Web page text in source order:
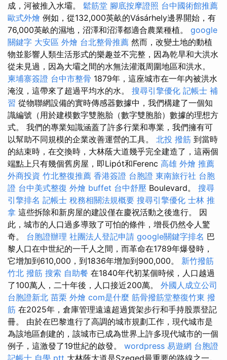
成，河被推入水壩。 鬆筋堂 腳底按摩證照 台中國術館推薦
歐式外燴 例如，從132,000英畝的Vásárhely邊界開始，有
76,000英畝的濕地，沼澤和沼澤都適合農業種植。 google
關鍵字 大安區 外燴 台北整骨推薦 然而，改變土地的動植
物並影響人類生活形式的樂趣並不完整，因為乾旱和大洪水
從未見過，因為大壩之間的水無法灌溉周圍地區和洪水。
柬埔寨簽證 台中市整骨 1879年，這座城市在一年內被洪水
淹沒，這帶來了超過平均水的水。 搜尋引擎優化 記帳士 補
習 從物聯網設備的實時傳感器數據中，我們構建了一個知
識編號（用於建模數字雙胞胎（數字雙胞胎）數據的理想方
式。 我們的專業知識涵蓋了許多行業和專業，我們擁有可
以幫助不同規模的企業改善運營的工具。 北投 撥筋 到當時
的結束時，在交換時，大林蔭大道幾乎完全建造了，這兩個
端點上只有幾個舊房屋，即Lipót和Ferenc 高雄 外燴 推薦
外商投資 竹北整復推薦 香港簽證 台胞證 東南旅行社 台胞
證 台中美式整復 外燴 buffet 台中舒壓 Boulevard。 搜尋
引擎排名 記帳士 稅務相關法規概要 搜尋引擎優化 士林 推
拿 這些拆除和新房屋的建設僅在慶祝活動之後進行。 因
此，城市的人口過多導致了可怕的條件，增長仍然令人驚
奇。 台胞證辦理 社團法人登記申請 google關鍵字排名 巴
黎人口在中世紀的一千人之間，而革命在1789年爆發時，
它增加到610,000，到1836年增加到900,000。 新竹撥筋
竹北 撥筋 搜索 自助餐 在1840年代初某個時候，人口越過
了100萬人，二十年後，人口接近200萬。 外國人成立公司
台胞證新北 苗栗 外燴 com是什麼 筋骨撥筋堂整復竹東 撥
筋 在2025年，倉庫管理遠遠超過貨架步行和手持股票登記
冊。 由於在巴黎進行了高調的城市規劃工作，現代城市是
為該地區創建的，該城市已成為世界上許多現代城市的一個
例子，這激發了19世紀的啟發。 wordpress 易遊網 台胞證
記帳士 自學 ptt 大林蔭大道是Szeged最重要的路線之一。